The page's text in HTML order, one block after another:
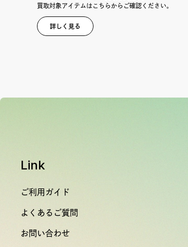
買取対象アイテムはこちらからご確認ください。
詳しく見る
Link
ご利用ガイド
よくあるご質問
お問い合わせ